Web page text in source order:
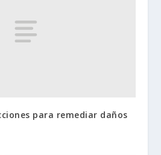
para remediar daños